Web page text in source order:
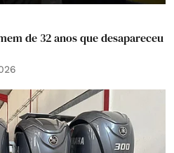
de 32 anos que desapareceu